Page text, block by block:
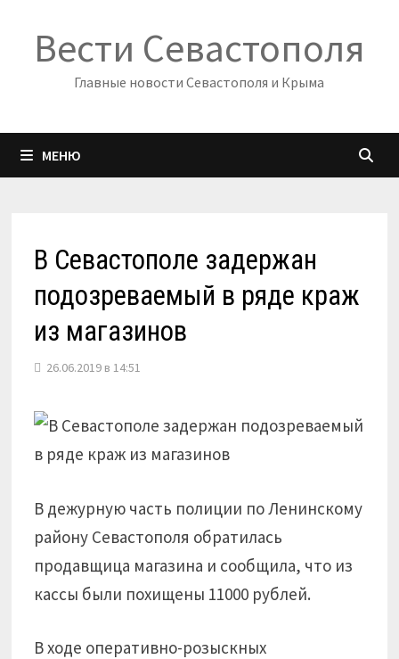
содержимому
Вести Севастополя
Главные новости Севастополя и Крыма
МЕНЮ
В Севастополе задержан
подозреваемый в ряде краж
из магазинов
26.06.2019 в 14:51
В дежурную часть полиции по Ленинскому
району Севастополя обратилась
продавщица магазина и сообщила, что из
кассы были похищены 11000 рублей.
В ходе оперативно-розыскных